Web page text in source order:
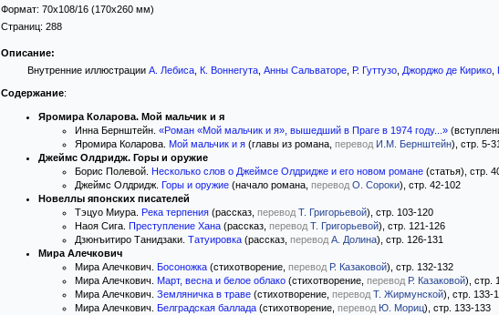
Формат: 70x108/16 (170x260 мм)
Страниц: 288
Описание:
Внутренние иллюстрации А. Лебиса, К. Воннегута, Анны Сальваторе, Р. Гуттузо, Джорджо де Кирико,
Содержание:
Яромира Коларова. Мой мальчик и я
Инна Бернштейн. «Роман «Мой мальчик и я», вышедший в Праге в 1974 году...»
Яромира Коларова. Мой мальчик и я (главы из романа, перевод И.М. Бернштейн), стр. 5-
Джеймс Олдридж. Горы и оружие
Борис Полевой. Несколько слов о Джеймсе Олдридже и его новом романе (статья), стр.
Джеймс Олдридж. Горы и оружие (начало романа, перевод О. Сороки), стр. 42-102
Новеллы японских писателей
Тэцуо Миура. Река терпения (рассказ, перевод Т. Григорьевой), стр. 103-120
Наоя Сига. Преступление Хана (рассказ, перевод Т. Григорьевой), стр. 121-126
Дзюнъитиро Танидзаки. Татуировка (рассказ, перевод А. Долина), стр. 126-131
Мира Алечкович
Мира Алечкович. Босоножка (стихотворение, перевод Р. Казаковой), стр. 132-132
Мира Алечкович. Март, весна и белое облако (стихотворение, перевод Р. Казаковой), стр.
Мира Алечкович. Земляничка в траве (стихотворение, перевод Т. Жирмунской), стр. 133-
Мира Алечкович. Белградская баллада (стихотворение, перевод Ю. Мориц), стр. 133-133